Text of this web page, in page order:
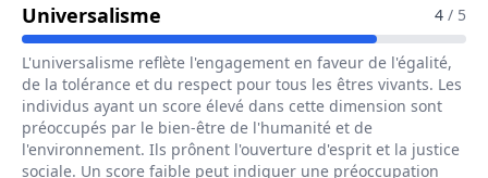
Universalisme Pour Le Métier De Ingénieur /
4 / 5
L'universalisme reflète l'engagement en faveur de l'égalité,
de la tolérance et du respect pour tous les êtres vivants. Les
individus ayant un score élevé dans cette dimension sont
préoccupés par le bien-être de l'humanité et de
l'environnement. Ils prônent l'ouverture d'esprit et la justice
sociale. Un score faible peut indiquer une préoccupation